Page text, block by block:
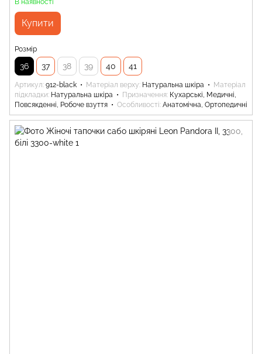
В наявності
Купити
Розмір
36 37 38 39 40 41
Артикул 912-black Матеріал верху Натуральна шкіра
Матеріал
підкладки Натуральна шкіра Призначення Кухарські, Медичні,
Повсякденні, Робоче взуття
Особливості Анатомічна, Ортопедичні